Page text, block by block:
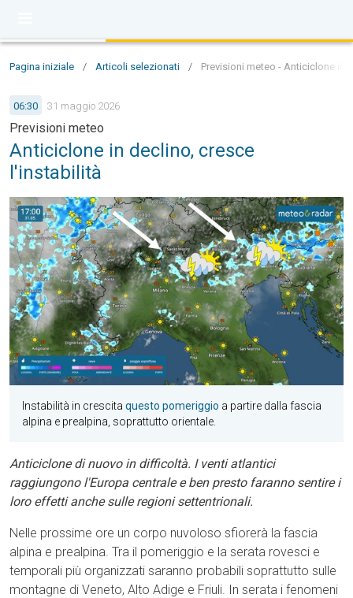
Pagina iniziale / Articoli selezionati / Previsioni meteo - Anticiclone in
06:30 31 maggio 2026
Previsioni meteo
Anticiclone in declino, cresce
l'instabilità
Instabilità in crescita questo pomeriggio a partire dalla fascia
alpina e prealpina, soprattutto orientale.
Anticiclone di nuovo in difficoltà. I venti atlantici
raggiungono l'Europa centrale e ben presto faranno sentire i
loro effetti anche sulle regioni settentrionali.
Nelle prossime ore un corpo nuvoloso sfiorerà la fascia
alpina e prealpina. Tra il pomeriggio e la serata rovesci e
temporali più organizzati saranno probabili soprattutto sulle
montagne di Veneto, Alto Adige e Friuli. In serata i fenomeni